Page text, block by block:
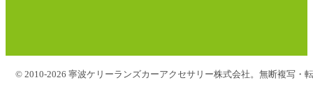
© 2010-2026 寧波ケリーランズカーアクセサリー株式会社。無断複写・